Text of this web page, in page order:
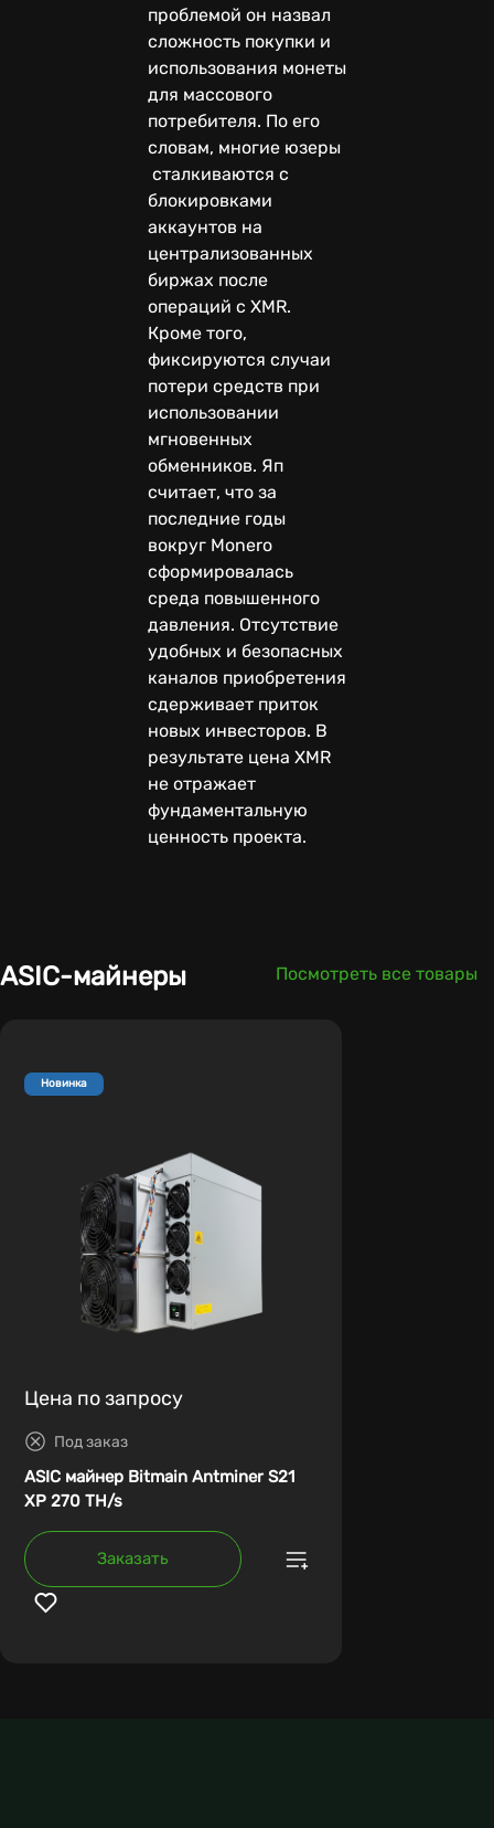
проблемой он назвал
сложность покупки и
использования монеты
для массового
потребителя. По его
словам, многие юзеры
сталкиваются с
блокировками
аккаунтов на
централизованных
биржах после
операций с XMR.
Кроме того,
фиксируются случаи
потери средств при
использовании
мгновенных
обменников. Яп
считает, что за
последние годы
вокруг Monero
сформировалась
среда повышенного
давления. Отсутствие
удобных и безопасных
каналов приобретения
сдерживает приток
новых инвесторов. В
результате цена XMR
не отражает
фундаментальную
ценность проекта.
ASIC-майнеры Посмотреть все товары
Новинка
Цена по запросу
Под заказ
ASIC майнер Bitmain Antminer S21
XP 270 TH/s
Заказать